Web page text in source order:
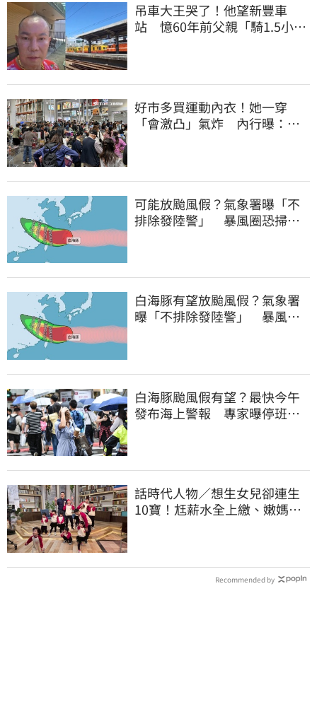
吊車大王哭了！他望新豐車
站 憶60年前父親「騎1.5小時
好市多買運動內衣！她一穿
「會激凸」氣炸 內行曝：其
可能放颱風假？氣象署曝「不
排除發陸警」 暴風圈恐掃過2
白海豚有望放颱風假？氣象署
曝「不排除發陸警」 暴風圈
白海豚颱風假有望？最快今午
發布海上警報 專家曝停班停
話時代人物／想生女兒卻連生
10寶！尪薪水全上繳、嫩媽吐
Recommended by